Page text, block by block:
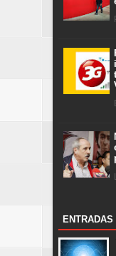
ENTRADAS